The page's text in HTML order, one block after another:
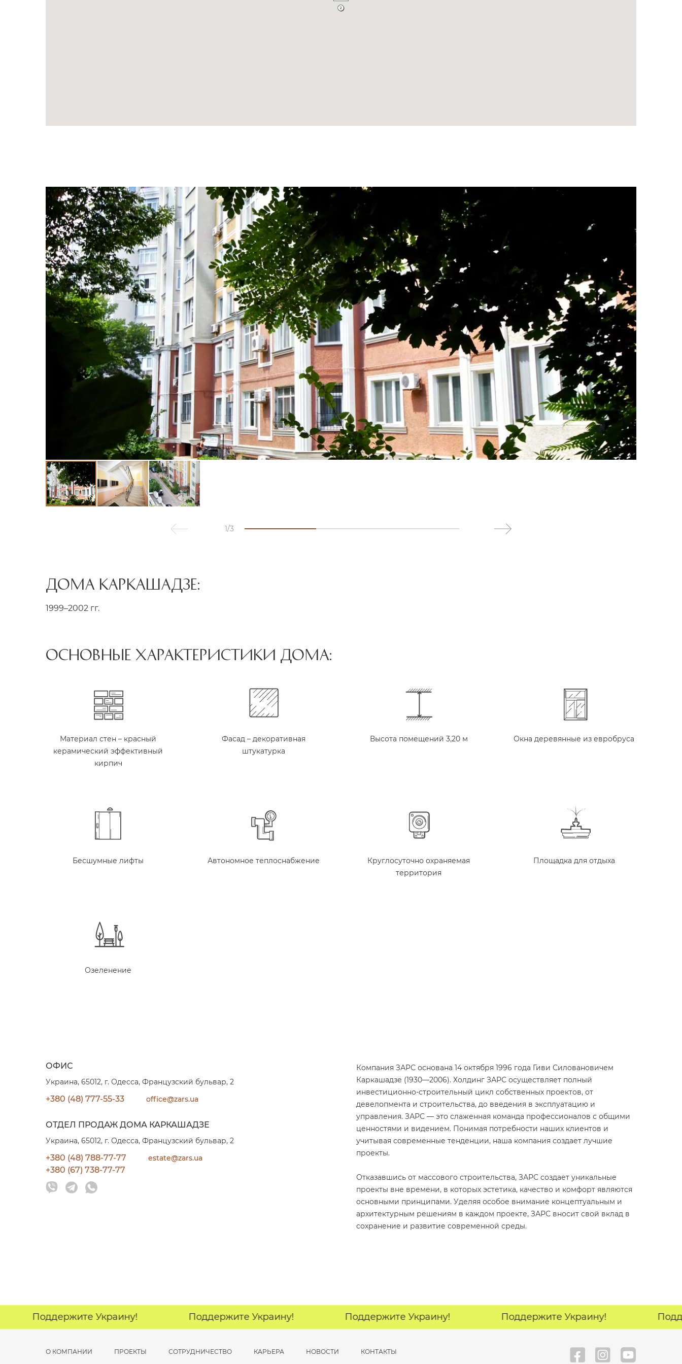
1 3
ДОМА КАРКАШАДЗЕ:
1999–2002 гг.
ОСНОВНЫЕ ХАРАКТЕРИСТИКИ ДОМА:
Материал стен – красный
керамический эффективный
кирпич
Фасад – декоративная
штукатурка
Высота помещений 3,20 м Окна деревянные из евробруса
Бесшумные лифты Автономное теплоснабжение
Круглосуточно охраняемая
территория
Площадка для отдыха
Озеленение
ОФИС
Украина, 65012, г. Одесса, Французский бульвар, 2
+380 (48) 777-55-33 office@zars.ua
ОТДЕЛ ПРОДАЖ ДОМА КАРКАШАДЗЕ
Украина, 65012, г. Одесса, Французский бульвар, 2
+380 (48) 788-77-77
+380 (67) 738-77-77
estate@zars.ua
Компания ЗАРС основана 14 октября 1996 года Гиви Силовановичем
Каркашадзе (1930—2006). Холдинг ЗАРС осуществляет полный
инвестиционно-строительный цикл собственных проектов, от
девелопмента и строительства, до введения в эксплуатацию и
управления. ЗАРС — это слаженная команда профессионалов с общими
ценностями и видением. Понимая потребности наших клиентов и
учитывая современные тенденции, наша компания создает лучшие
проекты.
Отказавшись от массового строительства, ЗАРС создает уникальные
проекты вне времени, в которых эстетика, качество и комфорт являются
основными принципами. Уделяя особое внимание концептуальным и
архитектурным решениям в каждом проекте, ЗАРС вносит свой вклад в
сохранение и развитие современной среды.
Поддержите Украину! Поддержите Украину! Поддержите Украину! Поддержите Украину!
КОНТАКТЫ
НОВОСТИ
КАРЬЕРА
СОТРУДНИЧЕСТВО
ПРОЕКТЫ
О КОМПАНИИ